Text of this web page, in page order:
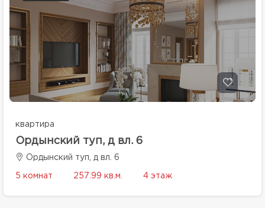
квартира
Ордынский туп, д вл. 6
Ордынский туп, д вл. 6
5 комнат 257.99 кв.м. 4 этаж